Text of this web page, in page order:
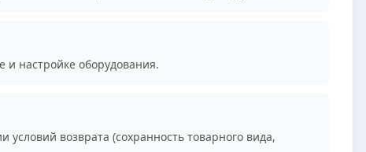
настройке оборудования.
возврата (сохранность товарного вида,